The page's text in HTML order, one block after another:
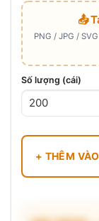
📤
PNG / JPG /
Số lượng (cái)
+ THÊM